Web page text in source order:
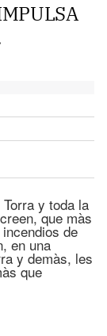
y toda la
que màs
de
en una
y demàs, les
que